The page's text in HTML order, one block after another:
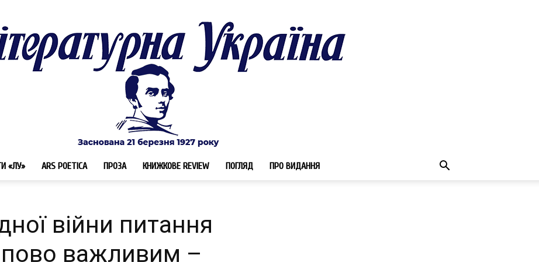
«ЛУ» ARS POETICA ПРОЗА КНИЖКОВЕ REVIEW ПОГЛЯД ПРО ВИДАННЯ
війни питання
важливим –